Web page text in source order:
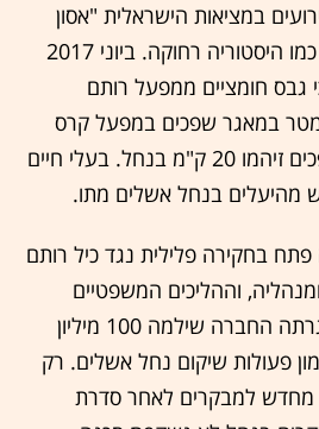
במציאות הישראלית "אסון
נחל אשלים" כבר נראה כמו היסטוריה רחוקה. ביוני 2017
גבס חומציים ממפעל רותם
קיר בגובה 60 מטר במאגר שפכים במפעל קרס
וכ־100 אלף קוב של שפכים זיהמו 20 ק"מ בנחל. בעלי חיים
מהיעלים בנחל אשלים מתו.
בחקירה פלילית נגד כיל רותם
וההליכים המשפטיים
הסתיימו בפשרה - במסגרתה החברה שילמה 100 מיליון
פעולות שיקום נחל אשלים. רק
הנחל מחדש למבקרים לאחר סדרת